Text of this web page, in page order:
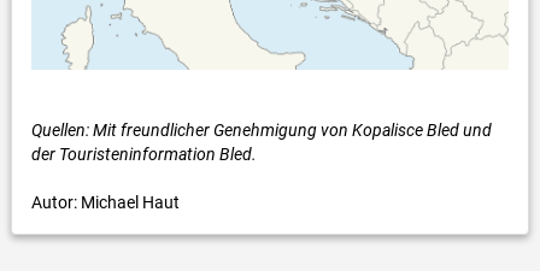
Quellen: Mit freundlicher Genehmigung von Kopalisce Bled und
der Touristeninformation Bled.
Autor: Michael Haut